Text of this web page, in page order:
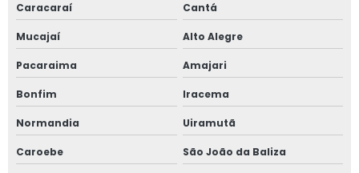
Caracaraí Cantá
Mucajaí Alto Alegre
Pacaraima Amajari
Bonfim Iracema
Normandia Uiramutã
Caroebe São João da Baliza